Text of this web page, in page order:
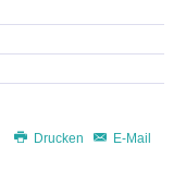
Drucken E-Mail